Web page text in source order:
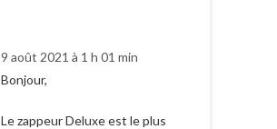
9 août 2021 à 1 h 01 min
Bonjour,
Le zappeur Deluxe est le plus